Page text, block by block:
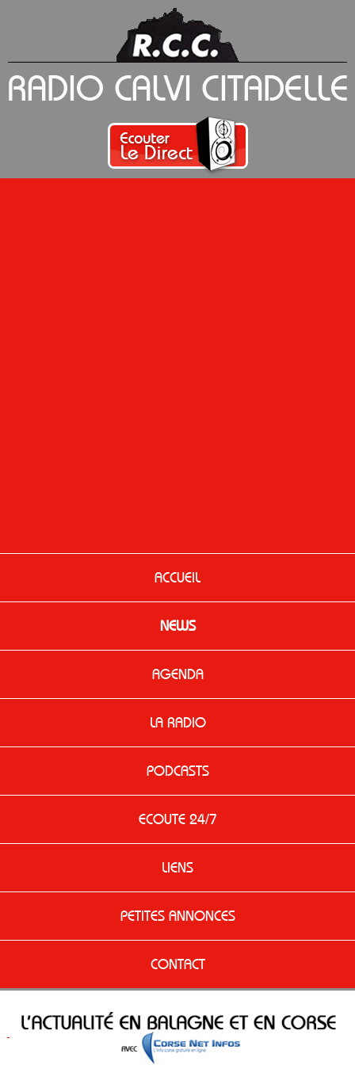
ACCUEIL
NEWS
AGENDA
LA RADIO
PODCASTS
ECOUTE 24/7
LIENS
PETITES ANNONCES
CONTACT